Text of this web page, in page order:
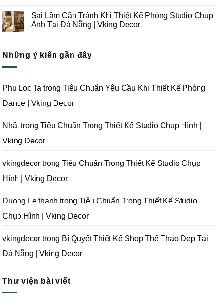
Nẵng
Vking
Công
Trọn
Gói
Tại
Đà
Decor
Ý
Khi
Thiết
Trọn
Gói
Đà
Nẵng
Vking
bình
luận
ở
Studio
Quay
Nẵng
|
Decor
Sai Lầm Cần Tránh Khi Thiết Kế Phòng Studio Chụp
Ảnh Tại Đà Nẵng | Vking Decor
luận
ở
Tránh
Khi
Kế
Chụp
Ảnh
Đà
Vking
Decor
Những ý kiến gần đây
Phu Loc Ta trong Tiêu Chuẩn Yêu Cầu Khi Thiết Kế Phòng
Dance | Vking Decor
Nhậttrong Tiêu Chuẩn Trong Thiết Kế Studio Chụp Hình |
Vking Decor
vkingdecor trong Tiêu Chuẩn Trong Thiết Kế Studio Chụp
Hình | Vking Decor
Duong Le thanh trong Tiêu Chuẩn Trong Thiết Kế Studio
Chụp Hình | Vking Decor
vkingdecor trong Bí Quyết Thiết Kế Shop Thể Thao Đẹp Tại
Đà Nẵng | Vking Decor
Thư viện bài viết